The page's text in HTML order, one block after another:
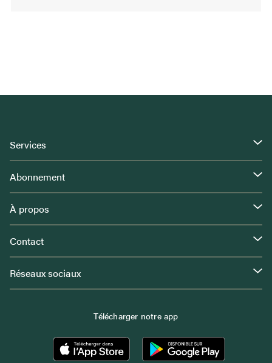
Services
Abonnement
À propos
Contact
Réseaux sociaux
Télécharger notre app